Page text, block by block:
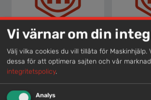
VÄRMEPUMP
Vi värnar om din
Välj vilka cookies du vill tillåta för Maskinhjälp.
dessa för att optimera sajten och vår
integritetspolicy.
Analys